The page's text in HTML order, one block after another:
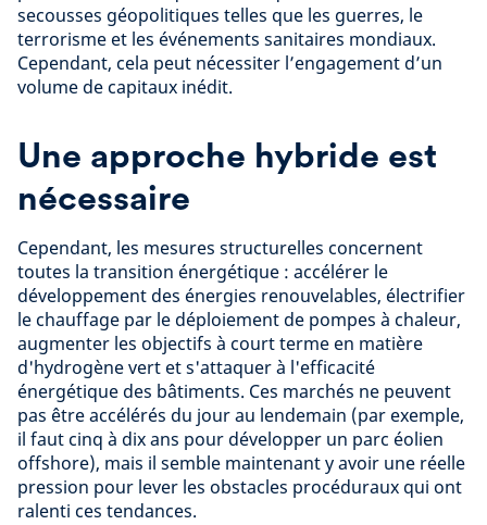
secousses géopolitiques telles que les guerres, le
terrorisme et les événements sanitaires mondiaux.
Cependant, cela peut nécessiter l’engagement d’un
volume de capitaux inédit.
Une approche hybride est
nécessaire
Cependant, les mesures structurelles concernent
toutes la transition énergétique : accélérer le
développement des énergies renouvelables, électrifier
le chauffage par le déploiement de pompes à chaleur,
augmenter les objectifs à court terme en matière
d'hydrogène vert et s'attaquer à l'efficacité
énergétique des bâtiments. Ces marchés ne peuvent
pas être accélérés du jour au lendemain (par exemple,
il faut cinq à dix ans pour développer un parc éolien
offshore), mais il semble maintenant y avoir une réelle
pression pour lever les obstacles procéduraux qui ont
ralenti ces tendances.